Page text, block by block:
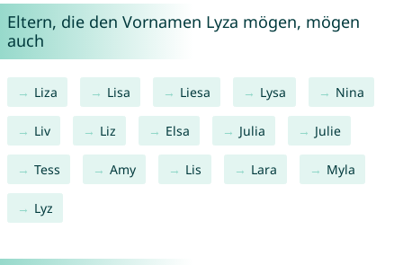
Eltern, die den Vornamen Lyza mögen, mögen
auch
Liza Lisa Liesa Lysa Nina
Liv Liz Elsa Julia Julie
Tess Amy Lis Lara Myla
Lyz